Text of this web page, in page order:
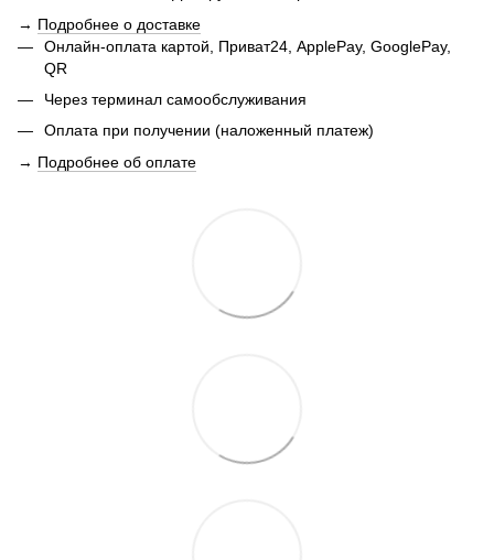
→ Подробнее о доставке
Онлайн-оплата картой, Приват24, ApplePay, GooglePay,
QR
Через терминал самообслуживания
Оплата при получении (наложенный платеж)
→ Подробнее об оплате